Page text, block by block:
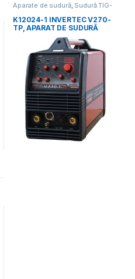
Aparate de sudură, Sudură TIG-
WIG
K12024-1 INVERTEC V270-
TP, APARAT DE SUDURĂ
TIG,5-270A, CURENT
PULSATORIU, 400V